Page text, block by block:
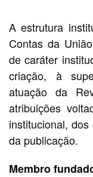
A estrutura
Contas da
de caráter
criação, à
atuação da
atribuições
institucional,
da publicação.
Membro